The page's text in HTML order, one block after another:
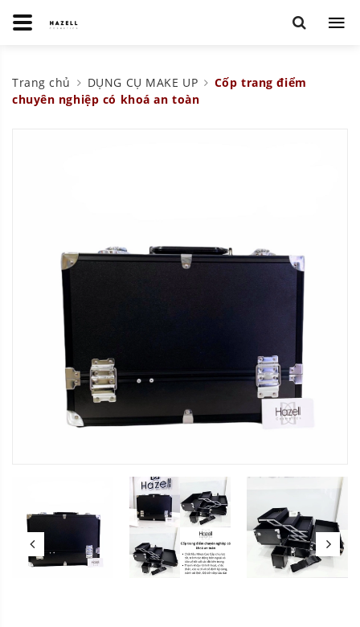
Trang chủ DỤNG CỤ MAKE UP
Cốp trang điểm
chuyên nghiệp có khoá an toàn